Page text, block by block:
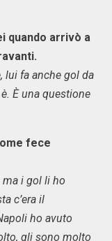
quando arrivò a
lui fa anche gol da
È una questione
fece
ma i gol li ho
c’era il
ho avuto
gli sono molto